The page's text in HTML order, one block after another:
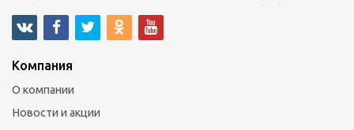
Компания
О компании
Новости и акции